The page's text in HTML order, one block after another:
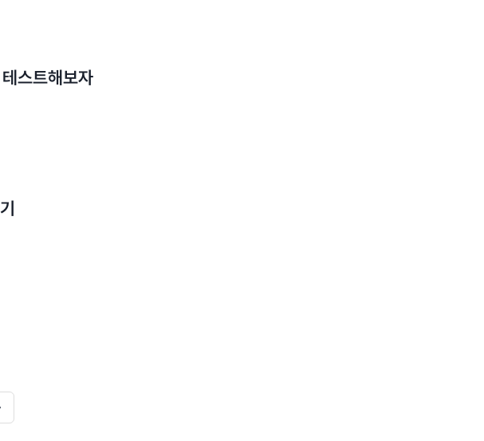
스트해보자